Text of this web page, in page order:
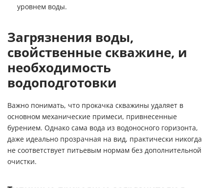
уровнем воды.
Загрязнения воды,
свойственные скважине, и
необходимость
водоподготовки
Важно понимать, что прокачка скважины удаляет в
основном механические примеси, привнесенные
бурением. Однако сама вода из водоносного горизонта,
даже идеально прозрачная на вид, практически никогда
не соответствует питьевым нормам без дополнительной
очистки.